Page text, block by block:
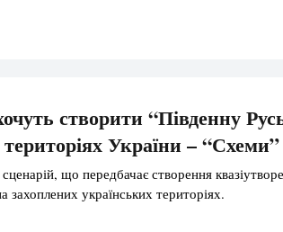
створити “Південну
України – “Схеми”
що передбачає створення
захоплених українських територіях.